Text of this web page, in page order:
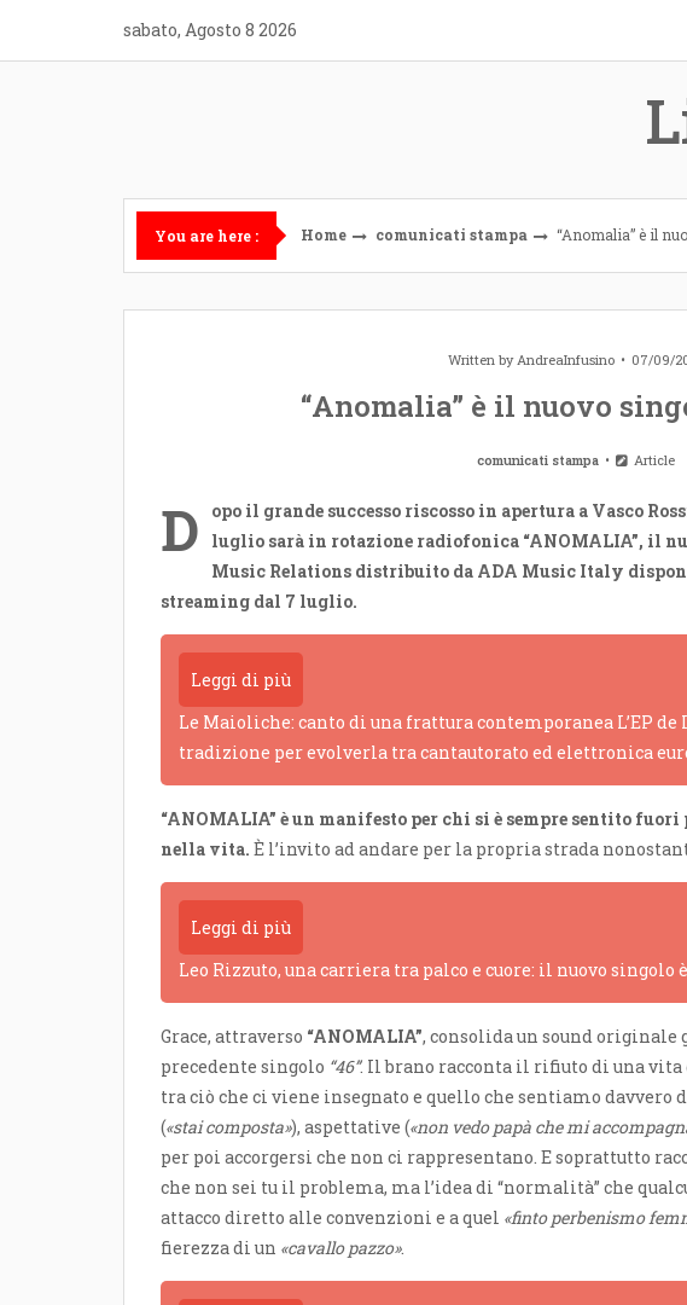
content
sabato, Agosto 8 2026
You are here : Home comunicati stampa “Anomalia” è il
Written byAndreaInfusino 07/09/
“Anomalia” è il nuovo
comunicati stampa Article
D
opo il grande successo riscosso in apertura a Vasco
luglio sarà in rotazione radiofonica “ANOMALIA”, il
Music Relations distribuito da ADA Music Italy
streaming dal 7 luglio.
Leggi di più
Le Maioliche: canto di una frattura contemporanea L’EP
tradizione per evolverla tra cantautorato ed elettronica
“ANOMALIA” è un manifesto per chi si è sempre sentito
nella vita. È l’invito ad andare per la propria strada
Leggi di più
Leo Rizzuto, una carriera tra palco e cuore: il nuovo singolo
Grace, attraverso “ANOMALIA”, consolida un sound
precedente singolo “46”. Il brano racconta il rifiuto di una
tra ciò che ci viene insegnato e quello che sentiamo davvero
(«stai composta»), aspettative («non vedo papà che mi
per poi accorgersi che non ci rappresentano. E soprattutto
che non sei tu il problema, ma l’idea di “normalità” che
attacco diretto alle convenzioni e a quel «finto perbenismo
fierezza di un «cavallo pazzo».